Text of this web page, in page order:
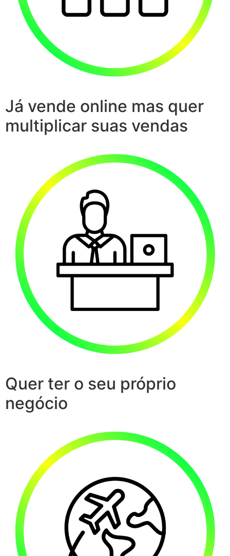
Já vende online mas quer
multiplicar suas vendas
Quer ter o seu próprio
negócio